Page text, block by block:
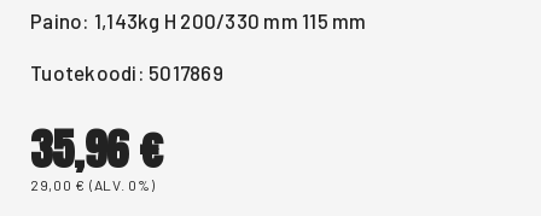
Paino: 1,143kg H 200/330 mm 115 mm
Tuotekoodi: 5017869
35,96€
29,00 € (ALV. 0%)